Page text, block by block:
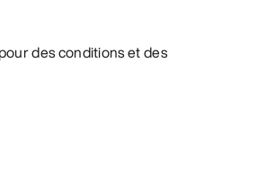
des conditions et des